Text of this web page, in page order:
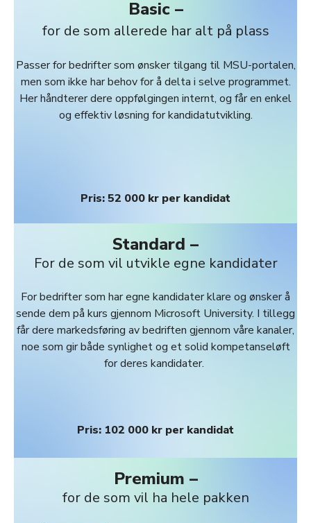
Basic –
for de som allerede har alt på plass
Passer for bedrifter som ønsker tilgang til MSU-portalen,
men som ikke har behov for å delta i selve programmet.
Her håndterer dere oppfølgingen internt, og får en enkel
og effektiv løsning for kandidatutvikling.
Pris: 52 000 kr per kandidat
Standard –
For de som vil utvikle egne kandidater
For bedrifter som har egne kandidater klare og ønsker å
sende dem på kurs gjennom Microsoft University. I tillegg
får dere markedsføring av bedriften gjennom våre kanaler,
noe som gir både synlighet og et solid kompetanseløft
for deres kandidater.
Pris: 102 000 kr per kandidat
Premium –
for de som vil ha hele pakken